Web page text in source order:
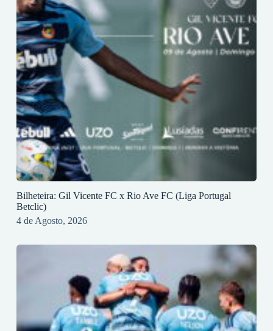
Bilheteira: Gil Vicente FC x Rio Ave FC (Liga Portugal
Betclic)
4 de Agosto, 2026